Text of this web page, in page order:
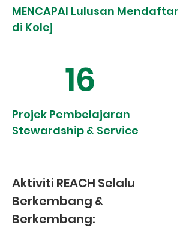
MENCAPAI Lulusan Mendaftar
di Kolej
16
Projek Pembelajaran
Stewardship & Service
Aktiviti REACH Selalu
Berkembang &
Berkembang: